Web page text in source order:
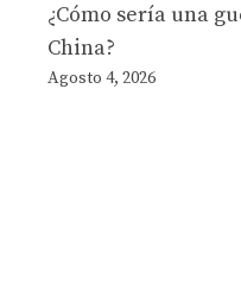
¿Cómo sería una
China?
Agosto 4, 2026